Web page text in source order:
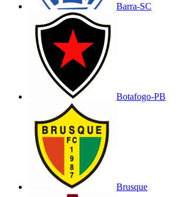
Barra-SC
Botafogo-PB
Brusque